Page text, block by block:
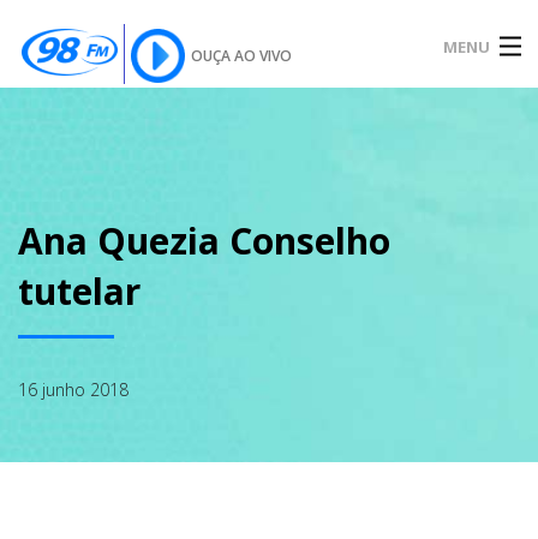
OUÇA AO VIVO MENU
SOBRE
PODCAST
Ana Quezia Conselho
tutelar
16 junho 2018